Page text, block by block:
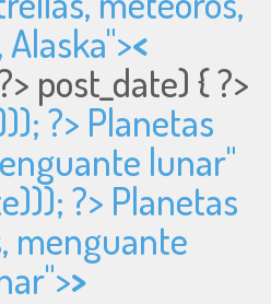
<
post_date) { ?>
?> Planetas
lunar"
?> Planetas
menguante
>